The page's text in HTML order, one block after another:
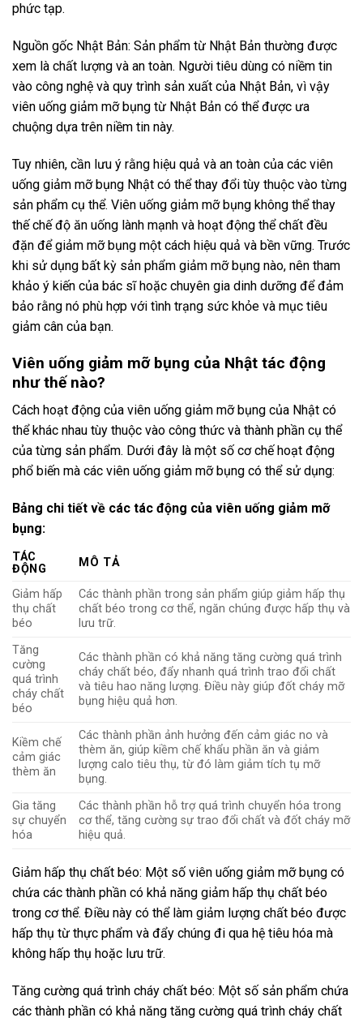
phức tạp.
Nguồn gốc Nhật Bản: Sản phẩm từ Nhật Bản thường được
xem là chất lượng và an toàn. Người tiêu dùng có niềm tin
vào công nghệ và quy trình sản xuất của Nhật Bản, vì vậy
viên uống giảm mỡ bụng từ Nhật Bản có thể được ưa
chuộng dựa trên niềm tin này.
Tuy nhiên, cần lưu ý rằng hiệu quả và an toàn của các viên
uống giảm mỡ bụng Nhật có thể thay đổi tùy thuộc vào từng
sản phẩm cụ thể. Viên uống giảm mỡ bụng không thể thay
thế chế độ ăn uống lành mạnh và hoạt động thể chất đều
đặn để giảm mỡ bụng một cách hiệu quả và bền vững. Trước
khi sử dụng bất kỳ sản phẩm giảm mỡ bụng nào, nên tham
khảo ý kiến của bác sĩ hoặc chuyên gia dinh dưỡng để đảm
bảo rằng nó phù hợp với tình trạng sức khỏe và mục tiêu
giảm cân của bạn.
Viên uống giảm mỡ bụng của Nhật tác động
như thế nào?
Cách hoạt động của viên uống giảm mỡ bụng của Nhật có
thể khác nhau tùy thuộc vào công thức và thành phần cụ thể
của từng sản phẩm. Dưới đây là một số cơ chế hoạt động
phổ biến mà các viên uống giảm mỡ bụng có thể sử dụng:
Bảng chi tiết về các tác động của viên uống giảm mỡ
bụng:
TÁC
ĐỘNG
MÔ TẢ
Giảm hấp
thụ chất
béo
Các thành phần trong sản phẩm giúp giảm hấp thụ
chất béo trong cơ thể, ngăn chúng được hấp thụ và
lưu trữ.
Tăng
cường
quá trình
cháy chất
béo
Các thành phần có khả năng tăng cường quá trình
cháy chất béo, đẩy nhanh quá trình trao đổi chất
và tiêu hao năng lượng. Điều này giúp đốt cháy mỡ
bụng hiệu quả hơn.
Kiềm chế
cảm giác
thèm ăn
Các thành phần ảnh hưởng đến cảm giác no và
thèm ăn, giúp kiềm chế khẩu phần ăn và giảm
lượng calo tiêu thụ, từ đó làm giảm tích tụ mỡ
bụng.
Gia tăng
sự chuyển
hóa
Các thành phần hỗ trợ quá trình chuyển hóa trong
cơ thể, tăng cường sự trao đổi chất và đốt cháy mỡ
hiệu quả.
Giảm hấp thụ chất béo: Một số viên uống giảm mỡ bụng có
chứa các thành phần có khả năng giảm hấp thụ chất béo
trong cơ thể. Điều này có thể làm giảm lượng chất béo được
hấp thụ từ thực phẩm và đẩy chúng đi qua hệ tiêu hóa mà
không hấp thụ hoặc lưu trữ.
Tăng cường quá trình cháy chất béo: Một số sản phẩm chứa
các thành phần có khả năng tăng cường quá trình cháy chất